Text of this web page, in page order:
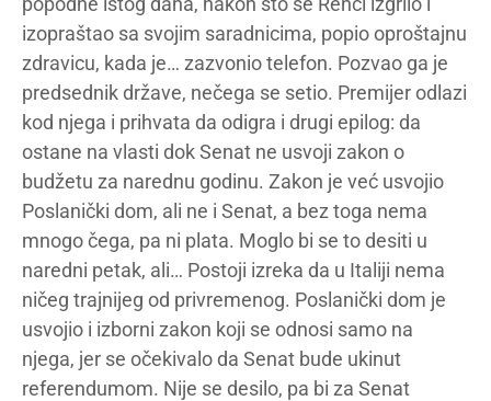
izopraštao sa svojim saradnicima, popio oproštajnu
zdravicu, kada je… zazvonio telefon. Pozvao ga je
predsednik države, nečega se setio. Premijer odlazi
kod njega i prihvata da odigra i drugi epilog: da
ostane na vlasti dok Senat ne usvoji zakon o
budžetu za narednu godinu. Zakon je već usvojio
Poslanički dom, ali ne i Senat, a bez toga nema
mnogo čega, pa ni plata. Moglo bi se to desiti u
naredni petak, ali… Postoji izreka da u Italiji nema
ničeg trajnijeg od privremenog. Poslanički dom je
usvojio i izborni zakon koji se odnosi samo na
njega, jer se očekivalo da Senat bude ukinut
referendumom. Nije se desilo, pa bi za Senat